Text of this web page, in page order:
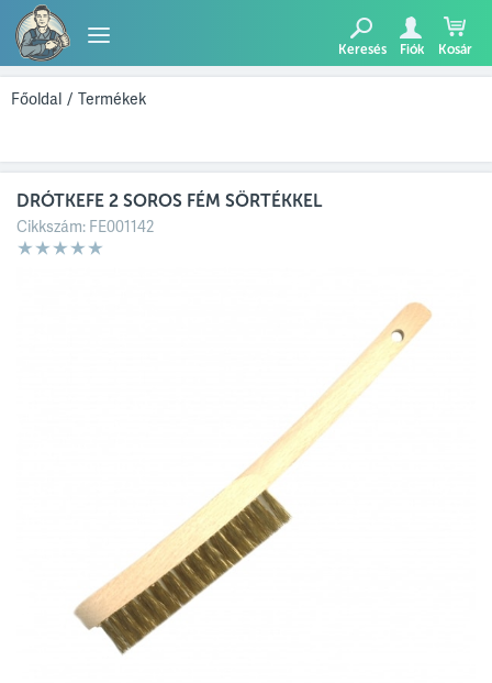
AJÁNLATUNK
Keresés Fiók Kosár
Főoldal / Termékek
DRÓTKEFE 2 SOROS FÉM SÖRTÉKKEL
Cikkszám: FE001142